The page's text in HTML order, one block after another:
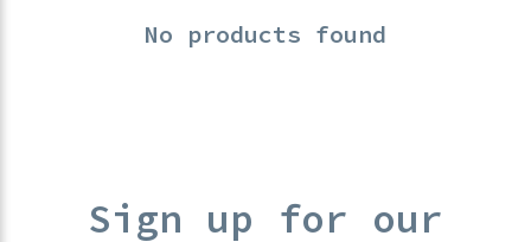
No products found
Sign up for our